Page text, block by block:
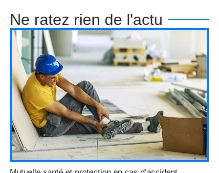
Ne ratez rien de l'actu